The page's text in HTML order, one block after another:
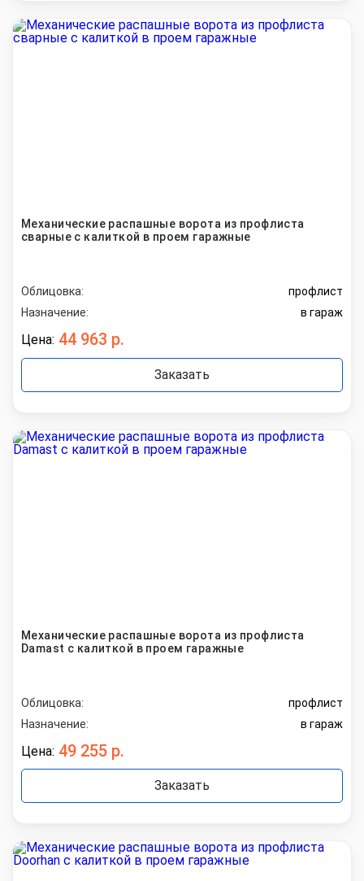
Механические распашные ворота из профлиста
сварные с калиткой в проем гаражные
Облицовка:
профлист
Назначение:
в гараж
Цена: 44 963 р.
Заказать
Механические распашные ворота из профлиста
Damast с калиткой в проем гаражные
Облицовка:
профлист
Назначение:
в гараж
Цена: 49 255 р.
Заказать